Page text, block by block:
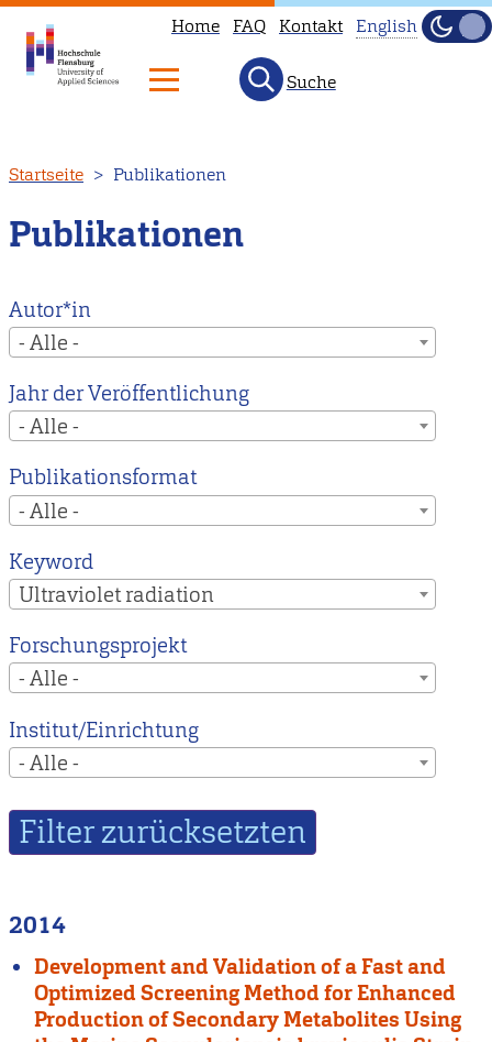
zum
Inhalt
Home FAQ Kontakt
to
our
main
instead.
English
Hell
Suche
Startseite Publikationen
Publikationen
Autor*in
- Alle -
Jahr der Veröffentlichung
- Alle -
Publikationsformat
- Alle -
Keyword
Ultraviolet radiation
Forschungsprojekt
- Alle -
Institut/Einrichtung
- Alle -
2014
Development and Validation of a Fast and
Optimized Screening Method for Enhanced
Production of Secondary Metabolites Using